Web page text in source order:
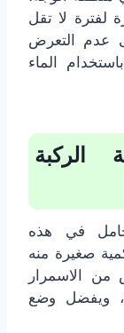
لفترة لا تقل
عدم التعرض
الماء
الركبة
في هذه
صغيرة منه
الاسمرار
ويفضل وضع